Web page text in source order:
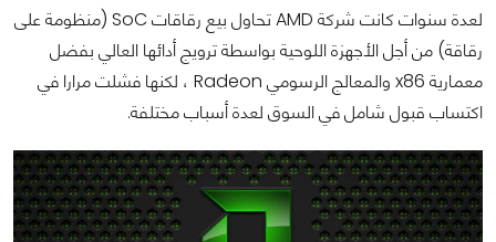
لعدة سنوات كانت شركة AMD تحاول بيع رقاقات SoC (منظومة على
رقاقة) من أجل الأجهزة اللوحية بواسطة ترويج أدائها العالي بفضل
معمارية x86 والمعالج الرسومي Radeon ، لكنها فشلت مرارا في
اكتساب قبول شامل في السوق لعدة أسباب مختلفة.